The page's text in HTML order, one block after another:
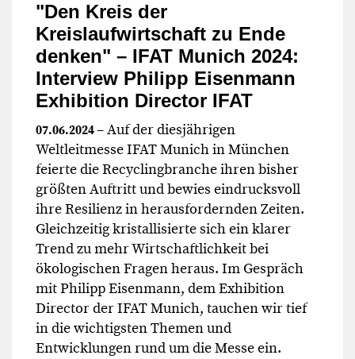
"Den Kreis der
Kreislaufwirtschaft zu Ende
denken" – IFAT Munich 2024:
Interview Philipp Eisenmann
Exhibition Director IFAT
07.06.2024– Auf der diesjährigen
Weltleitmesse IFAT Munich in München
feierte die Recyclingbranche ihren bisher
größten Auftritt und bewies eindrucksvoll
ihre Resilienz in herausfordernden Zeiten.
Gleichzeitig kristallisierte sich ein klarer
Trend zu mehr Wirtschaftlichkeit bei
ökologischen Fragen heraus. Im Gespräch
mit Philipp Eisenmann, dem Exhibition
Director der IFAT Munich, tauchen wir tief
in die wichtigsten Themen und
Entwicklungen rund um die Messe ein.